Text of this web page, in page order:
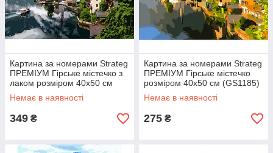
Картина за номерами Strateg
ПРЕМІУМ Гірське містечко з
лаком розміром 40х50 см
(VA-2270)
Немає в наявності
349 ₴
Картина за номерами Strateg
ПРЕМІУМ Гірське містечко
розміром 40х50 см (GS1185)
Немає в наявності
275 ₴